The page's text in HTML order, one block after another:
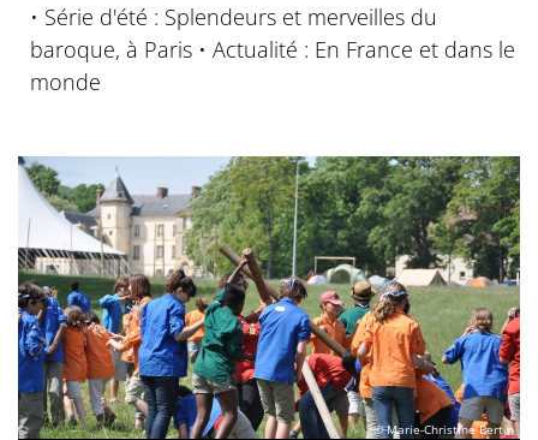
• Série d'été : Splendeurs et merveilles du
baroque, à Paris • Actualité : En France et dans le
monde
© Marie-Christine Bertin